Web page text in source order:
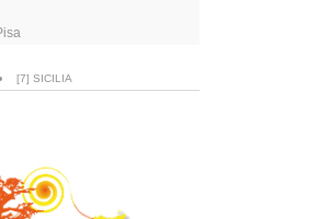
[7] SICILIA